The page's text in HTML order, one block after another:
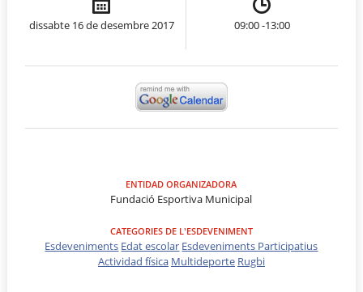
dissabte 16 de desembre 2017 09:00 -13:00
ENTIDAD ORGANIZADORA
Fundació Esportiva Municipal
CATEGORIES DE L'ESDEVENIMENT
Esdeveniments Edat escolar Esdeveniments Participatius
Actividad física Multideporte Rugbi